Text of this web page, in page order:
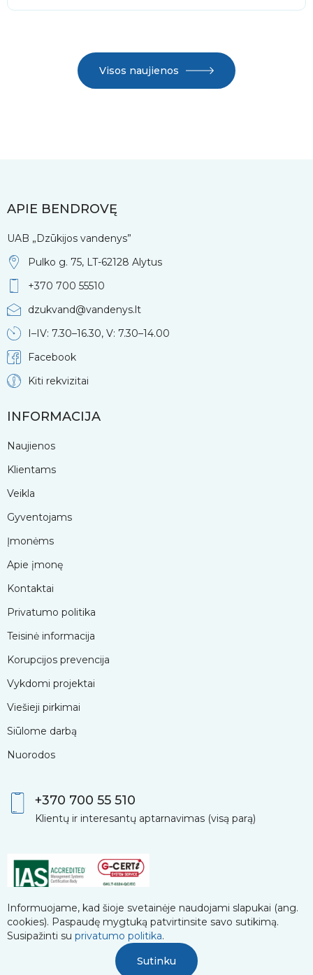
Visos naujienos
APIE BENDROVĘ
UAB „Dzūkijos vandenys”
Pulko g. 75, LT-62128 Alytus
+370 700 55510
dzukvand@vandenys.lt
I–IV: 7.30–16.30, V: 7.30–14.00
Facebook
Kiti rekvizitai
INFORMACIJA
Naujienos
Klientams
Veikla
Gyventojams
Įmonėms
Apie įmonę
Kontaktai
Privatumo politika
Teisinė informacija
Korupcijos prevencija
Vykdomi projektai
Viešieji pirkimai
Siūlome darbą
Nuorodos
+370 700 55 510
Klientų ir interesantų aptarnavimas (visą parą)
© 2026 UAB „Dzūkijos vandenys”. Visos teisės saugomos.
Informuojame, kad šioje svetainėje naudojami slapukai (ang.
cookies). Paspaudę mygtuką patvirtinsite savo sutikimą.
Susipažinti su privatumo politika.
Sutinku